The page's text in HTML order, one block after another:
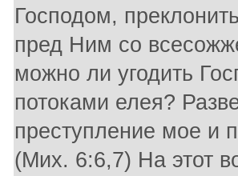
Господом,
пред Ним со
можно ли угодить
потоками елея?
преступление мое и
(Мих. 6:6,7) На этот